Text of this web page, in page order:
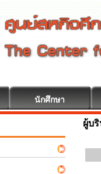
นักศึกษา
ผู้บ